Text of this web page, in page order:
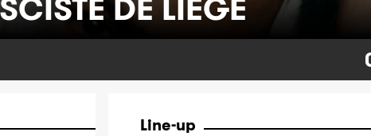
DE LIÈGE
Line-up